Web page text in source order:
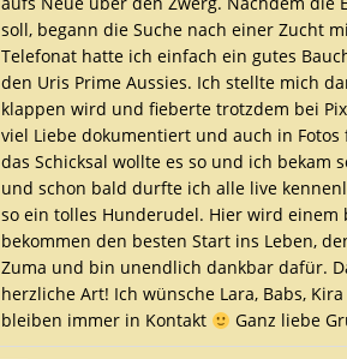
soll, begann die Suche nach einer Zucht
Telefonat hatte ich einfach ein gutes
den Uris Prime Aussies. Ich stellte mich
klappen wird und fieberte trotzdem bei
viel Liebe dokumentiert und auch in
das Schicksal wollte es so und ich bekam
und schon bald durfte ich alle live
so ein tolles Hunderudel. Hier wird
bekommen den besten Start ins Leben,
Zuma und bin unendlich dankbar dafür.
herzliche Art! Ich wünsche Lara, Babs,
bleiben immer in Kontakt
Ganz liebe